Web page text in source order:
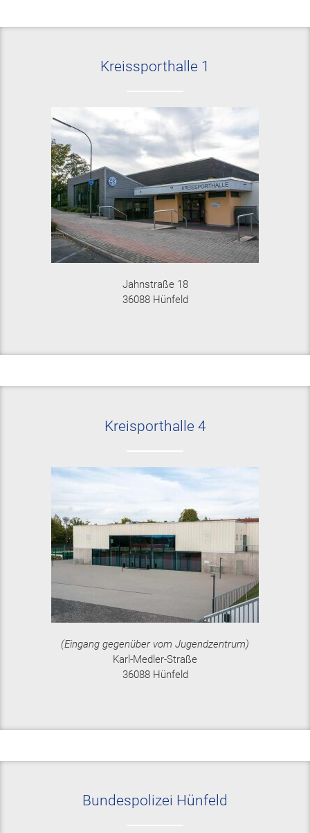
Kreissporthalle 1
Jahnstraße 18
36088 Hünfeld
Kreisporthalle 4
(Eingang gegenüber vom Jugendzentrum)
Karl-Medler-Straße
36088 Hünfeld
Bundespolizei Hünfeld